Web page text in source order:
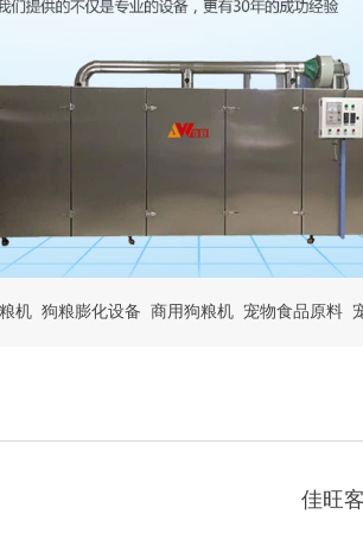
机 狗粮膨化设备 商用狗粮机 宠物食品原料
佳旺